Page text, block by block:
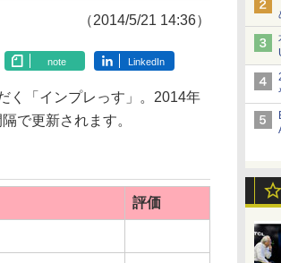
（2014/5/21 14:36）
note LinkedIn
「インプレっす」。2014年
で更新されます。
評価